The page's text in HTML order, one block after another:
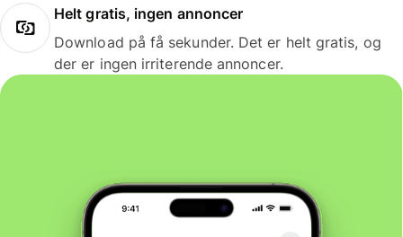
Helt gratis, ingen annoncer
Download på få sekunder. Det er helt gratis, og
der er ingen irriterende annoncer.